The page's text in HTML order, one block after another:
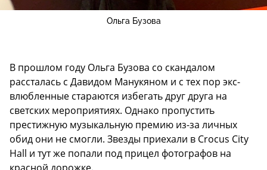
Ольга Бузова
В прошлом году Ольга Бузова со скандалом
рассталась с Давидом Манукяном и с тех пор экс-
влюбленные стараются избегать друг друга на
светских мероприятиях. Однако пропустить
престижную музыкальную премию из-за личных
обид они не смогли. Звезды приехали в Crocus City
Hall и тут же попали под прицел фотографов на